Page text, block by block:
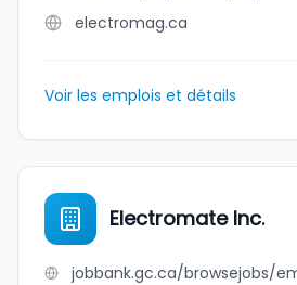
electromag.ca
Voir les emplois et détails
Electromate Inc.